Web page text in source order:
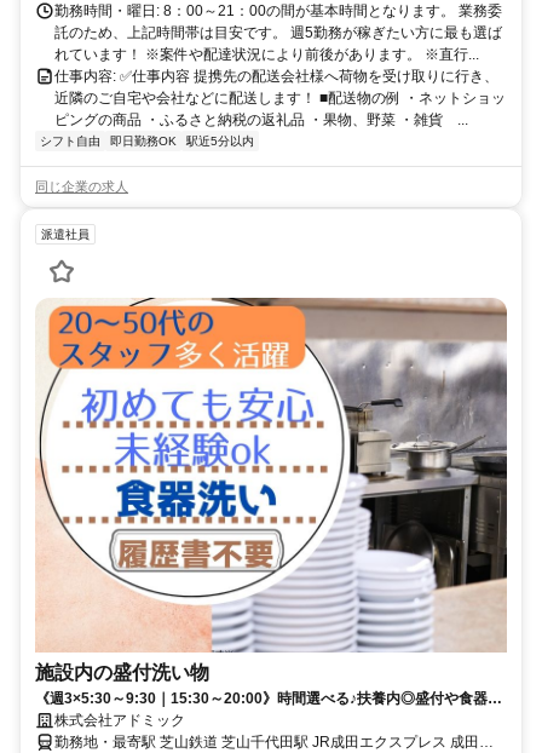
勤務時間・曜日: 8：00～21：00の間が基本時間となります。 業務委
託のため、上記時間帯は目安です。 週5勤務が稼ぎたい方に最も選ば
れています！ ※案件や配達状況により前後があります。 ※直行...
仕事内容: ✅️仕事内容 提携先の配送会社様へ荷物を受け取りに行き、
近隣のご自宅や会社などに配送します！ ■配送物の例 ・ネットショッ
ピングの商品 ・ふるさと納税の返礼品 ・果物、野菜 ・雑貨 ...
シフト自由 即日勤務OK 駅近5分以内
同じ企業の求人
派遣社員
施設内の盛付洗い物
《週3×5:30～9:30｜15:30～20:00》時間選べる♪扶養内◎盛付や食器洗
い(調理無し)
株式会社アドミック
勤務地・最寄駅 芝山鉄道 芝山千代田駅 JR成田エクスプレス 成田駅